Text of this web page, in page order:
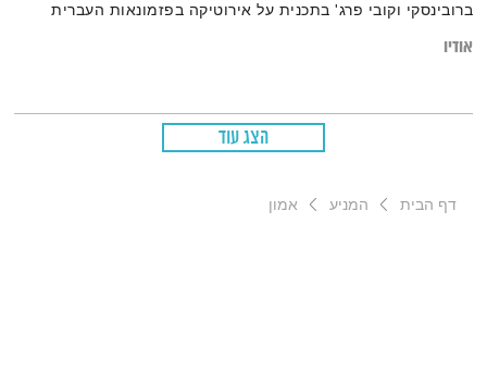
ברובינסקי וקובי פרג' בתכנית על אירוטיקה בפזמונאות העברית
אודיו
הצג עוד
דף הבית המניע אמון